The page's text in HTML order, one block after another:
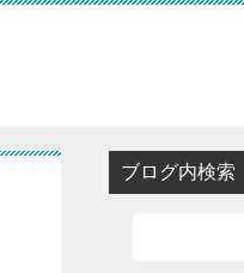
ブログ内検索